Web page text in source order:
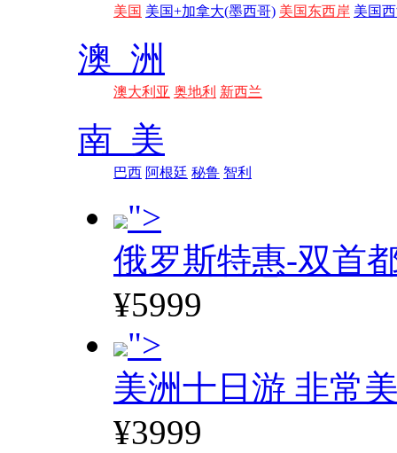
美国 美国+加拿大(墨西哥) 美国东西岸 美国
澳 洲
澳大利亚 奥地利 新西兰
南 美
巴西 阿根廷 秘鲁 智利
">
俄罗斯特惠-双首
¥5999
">
美洲十日游 非常
¥3999